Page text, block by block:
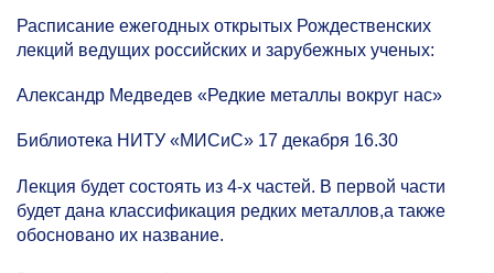
Расписание ежегодных открытых Рождественских
лекций ведущих российских и зарубежных ученых:
Александр Медведев «Редкие металлы вокруг нас»
Библиотека НИТУ «МИСиС» 17 декабря 16.30
Лекция будет состоять из 4-х частей. В первой части
будет дана классификация редких металлов,а также
обосновано их название.